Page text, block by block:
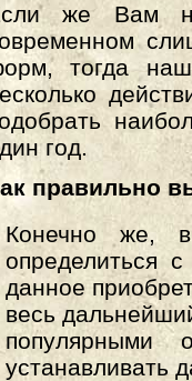
же Вам
тогда
год.
правильно
Конечно же,
определиться
данное
весь
устанавливать